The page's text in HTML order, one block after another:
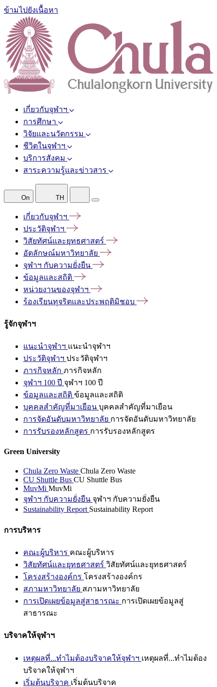
ข้ามไปยังเนื้อหา
เกี่ยวกับจุฬาฯ
การศึกษา
วิจัยและนวัตกรรม
ชีวิตในจุฬาฯ
บริการสังคม
สาระความรู้และข่าวสาร
On TH
เกี่ยวกับจุฬาฯ
ประวัติจุฬาฯ
วิสัยทัศน์และยุทธศาสตร์
อัตลักษณ์มหาวิทยาลัย
จุฬาฯ กับความยั่งยืน
ข้อมูลและสถิติ
หน่วยงานของจุฬาฯ
ร้องเรียนทุจริตและประพฤติมิชอบ
รู้จักจุฬาฯ
แนะนำจุฬาฯ แนะนำจุฬาฯ
ประวัติจุฬาฯ ประวัติจุฬาฯ
ภารกิจหลัก ภารกิจหลัก
จุฬาฯ 100 ปี จุฬาฯ 100 ปี
ข้อมูลและสถิติ ข้อมูลและสถิติ
บุคคลสำคัญที่มาเยือน บุคคลสำคัญที่มาเยือน
การจัดอันดับมหาวิทยาลัย การจัดอันดับมหาวิทยาลัย
การรับรองหลักสูตร การรับรองหลักสูตร
Green University
Chula Zero Waste Chula Zero Waste
CU Shuttle Bus CU Shuttle Bus
MuvMi MuvMi
จุฬาฯ กับความยั่งยืน จุฬาฯ กับความยั่งยืน
Sustainability Report Sustainability Report
การบริหาร
คณะผู้บริหาร คณะผู้บริหาร
วิสัยทัศน์และยุทธศาสตร์ วิสัยทัศน์และยุทธศาสตร์
โครงสร้างองค์กร โครงสร้างองค์กร
สภามหาวิทยาลัย สภามหาวิทยาลัย
การเปิดเผยข้อมูลสู่สาธารณะ การเปิดเผยข้อมูลสู่
สาธารณะ
บริจาคให้จุฬาฯ
เหตุผลที่...ทำไมต้องบริจาคให้จุฬาฯ เหตุผลที่...ทำไมต้อง
บริจาคให้จุฬาฯ
เริ่มต้นบริจาค เริ่มต้นบริจาค